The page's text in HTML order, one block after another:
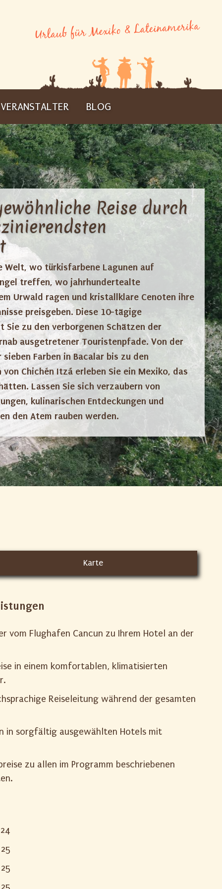
VERANSTALTER BLOG
Reise durch
Welt, wo türkisfarbene Lagunen auf
treffen, wo jahrhundertealte
Urwald ragen und kristallklare Cenoten ihre
preisgeben. Diese 10-tägige
Sie zu den verborgenen Schätzen der
ausgetretener Touristenpfade. Von der
Farben in Bacalar bis zu den
Chichén Itzá erleben Sie ein Mexiko, das
Lassen Sie sich verzaubern von
kulinarischen Entdeckungen und
den Atem rauben werden.
Karte
vom Flughafen Cancun zu Ihrem Hotel an der
in einem komfortablen, klimatisierten
Reiseleitung während der gesamten
in sorgfältig ausgewählten Hotels mit
zu allen im Programm beschriebenen